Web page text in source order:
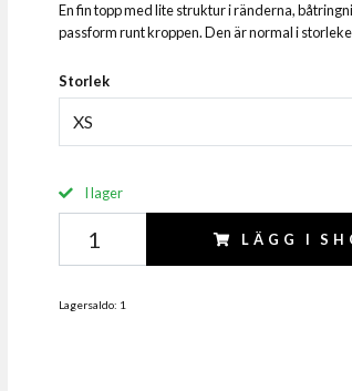
En fin topp med lite struktur i ränderna,
passform runt kroppen. Den är normal i
Storlek
XS
I lager
LÄGG I
Lagersaldo: 1